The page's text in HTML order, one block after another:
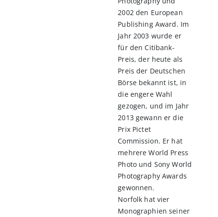
2002 den European
Publishing Award. Im
Jahr 2003 wurde er
für den Citibank-
Preis, der heute als
Preis der Deutschen
Börse bekannt ist, in
die engere Wahl
gezogen, und im Jahr
2013 gewann er die
Prix Pictet
Commission. Er hat
mehrere World Press
Photo und Sony World
Photography Awards
gewonnen.
Norfolk hat vier
Monographien seiner